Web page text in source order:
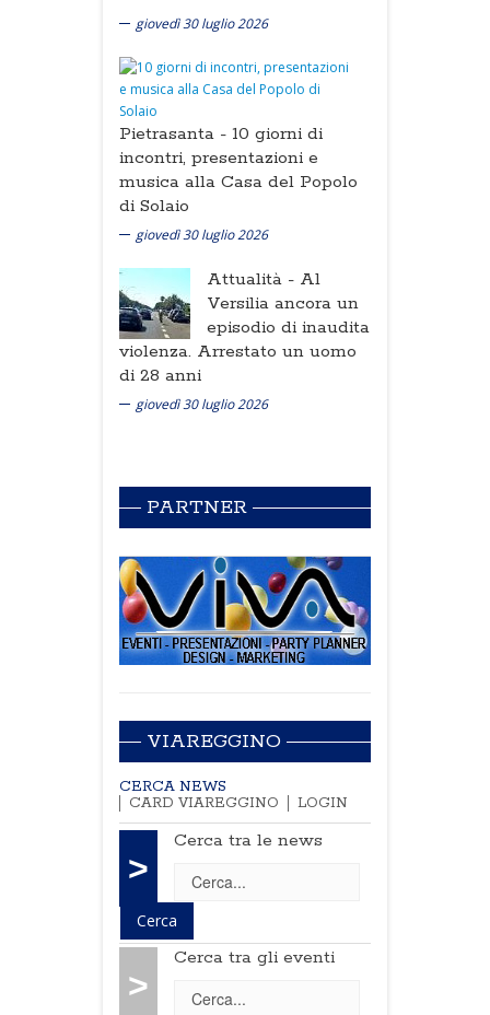
giovedì 30 luglio 2026
Pietrasanta - 10 giorni di
incontri, presentazioni e
musica alla Casa del Popolo
di Solaio
giovedì 30 luglio 2026
Attualità - Al
Versilia ancora un
episodio di inaudita
violenza. Arrestato un uomo
di 28 anni
giovedì 30 luglio 2026
PARTNER
VIAREGGINO
CERCA NEWS
CARD VIAREGGINO
LOGIN
>
Cerca tra le news
>
Cerca tra gli eventi